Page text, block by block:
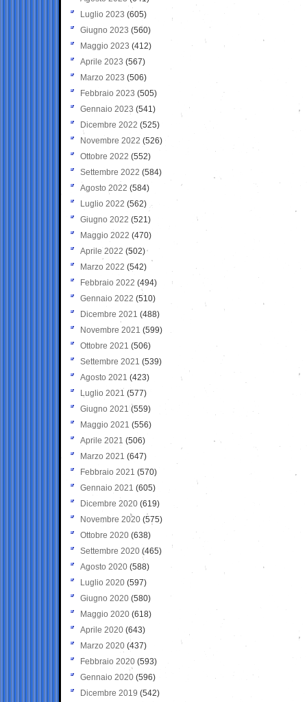
Luglio 2023 (605)
Giugno 2023 (560)
Maggio 2023 (412)
Aprile 2023 (567)
Marzo 2023 (506)
Febbraio 2023 (505)
Gennaio 2023 (541)
Dicembre 2022 (525)
Novembre 2022 (526)
Ottobre 2022 (552)
Settembre 2022 (584)
Agosto 2022 (584)
Luglio 2022 (562)
Giugno 2022 (521)
Maggio 2022 (470)
Aprile 2022 (502)
Marzo 2022 (542)
Febbraio 2022 (494)
Gennaio 2022 (510)
Dicembre 2021 (488)
Novembre 2021 (599)
Ottobre 2021 (506)
Settembre 2021 (539)
Agosto 2021 (423)
Luglio 2021 (577)
Giugno 2021(559)
Maggio 2021 (556)
Aprile 2021 (506)
Marzo 2021 (647)
Febbraio 2021 (570)
Gennaio 2021 (605)
Dicembre 2020 (619)
Novembre 2020 (575)
Ottobre 2020 (638)
Settembre 2020(465)
Agosto 2020 (588)
Luglio 2020 (597)
Giugno 2020 (580)
Maggio 2020 (618)
Aprile 2020 (643)
Marzo 2020 (437)
Febbraio 2020 (593)
Gennaio 2020 (596)
Dicembre 2019 (542)